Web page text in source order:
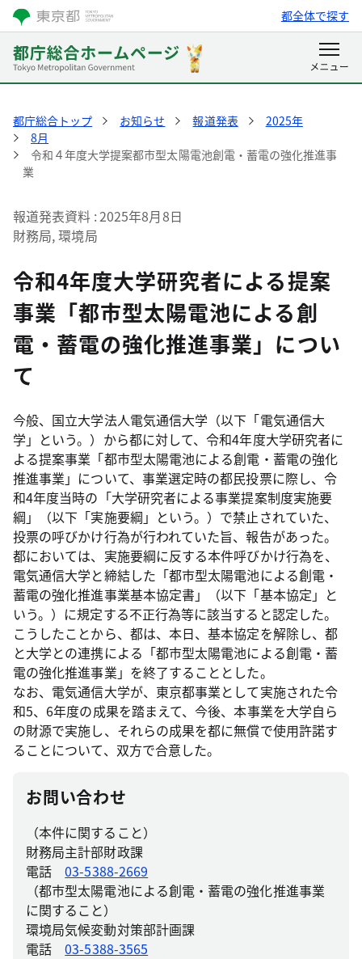
都全体で探す
都庁総合トップ お知らせ 報道発表
2025年
8月
令和４年度大学提案都市型太陽電池創電・蓄電の強化推進事
業
報道発表資料 2025年8月8日
財務局, 環境局
令和4年度大学研究者による提案
事業「都市型太陽電池による創
電・蓄電の強化推進事業」につい
て
今般、国立大学法人電気通信大学（以下「電気通信大
学」という。）から都に対して、令和4年度大学研究者に
よる提案事業「都市型太陽電池による創電・蓄電の強化
推進事業」について、事業選定時の都民投票に際し、令
和4年度当時の「大学研究者による事業提案制度実施要
綱」（以下「実施要綱」という。）で禁止されていた、
投票の呼びかけ行為が行われていた旨、報告があった。
都においては、実施要綱に反する本件呼びかけ行為を、
電気通信大学と締結した「都市型太陽電池による創電・
蓄電の強化推進事業基本協定書」（以下「基本協定」と
いう。）に規定する不正行為等に該当すると認定した。
こうしたことから、都は、本日、基本協定を解除し、都
と大学との連携による「都市型太陽電池による創電・蓄
電の強化推進事業」を終了することとした。
なお、電気通信大学が、東京都事業として実施された令
和5、6年度の成果を踏まえて、今後、本事業を大学自ら
の財源で実施し、それらの成果を都に無償で使用許諾す
ることについて、双方で合意した。
お問い合わせ
（本件に関すること）
財務局主計部財政課
電話03-5388-2669
（都市型太陽電池による創電・蓄電の強化推進事業
に関すること）
環境局気候変動対策部計画課
電話03-5388-3565